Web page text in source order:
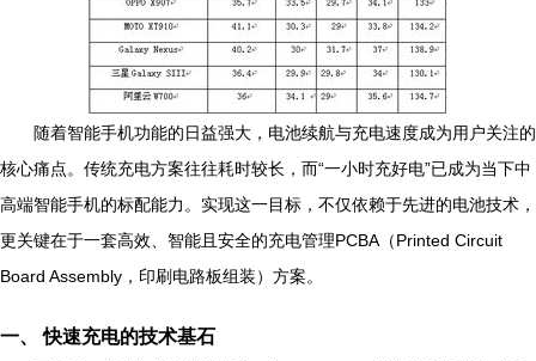
随着智能手机功能的日益强大，电池续航与充电速度成为用户关注的
核心痛点。传统充电方案往往耗时较长，而“一小时充好电”已成为当下中
高端智能手机的标配能力。实现这一目标，不仅依赖于先进的电池技术，
更关键在于一套高效、智能且安全的充电管理PCBA（Printed Circuit
Board Assembly，印刷电路板组装）方案。
一、 快速充电的技术基石